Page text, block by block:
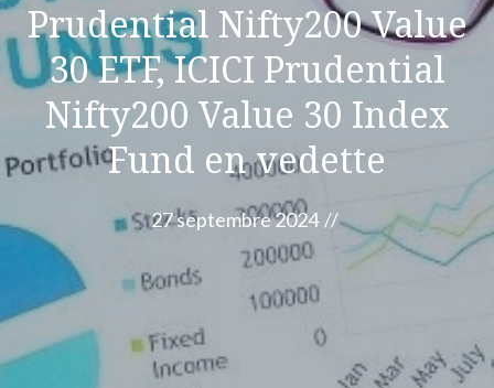
Prudential Nifty200 Value
30 ETF, ICICI Prudential
Nifty200 Value 30 Index
Fund en vedette
27 septembre 2024 //